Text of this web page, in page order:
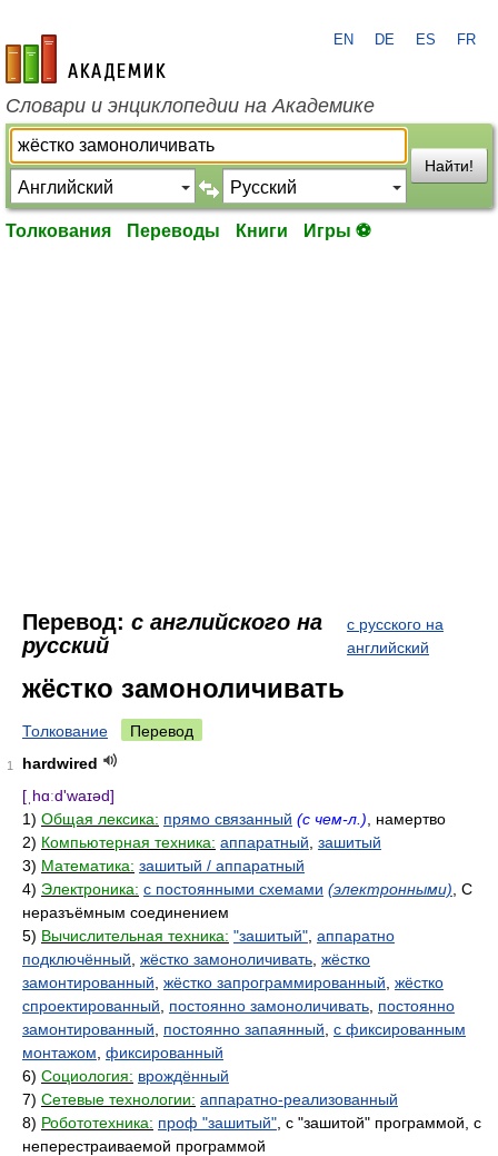
academic.ru
EN DE ES FR
Словари и энциклопедии на Академике
Найти!
Толкования Переводы Книги Игры ⚽
Перевод: с английского на
русский
с русского на
английский
жёстко замоноличивать
Толкование Перевод
1
hardwired
[ˌhɑːd'waɪəd]
1) Общая лексика: прямо связанный (с чем-л.) , намертво
2) Компьютерная техника: аппаратный зашитый
3) Математика: зашитый / аппаратный
4) Электроника: с постоянными схемами (электронными) , С
неразъёмным соединением
5) Вычислительная техника: "зашитый" аппаратно
подключённый жёстко замоноличивать жёстко
замонтированный жёстко запрограммированный жёстко
спроектированный
постоянно замоноличивать постоянно
замонтированный
постоянно запаянный с фиксированным
монтажом фиксированный
6) Социология: врождённый
7) Сетевые технологии: аппаратно-реализованный
8) Робототехника: проф "зашитый" , с "зашитой" программой, с
неперестраиваемой программой